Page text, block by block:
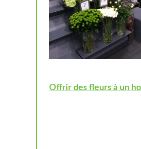
Offrir des fleurs à un